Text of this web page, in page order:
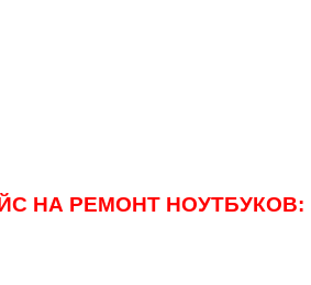
НА РЕМОНТ НОУТБУКОВ: